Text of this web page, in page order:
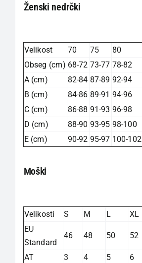
Ženski nedrčki
Velikost 70 75 80
Obseg (cm) 68-72 73-77 78-82
A (cm)
82-84 87-89 92-94
B (cm)
84-86 89-91 94-96
C (cm)
86-88 91-93 96-98
D (cm)
88-90 93-95 98-100
E (cm)
90-92 95-97 100-102
Moški
Velikosti S M L XL
EU
Standard
46 48 50 52
AT 3 4 5 6